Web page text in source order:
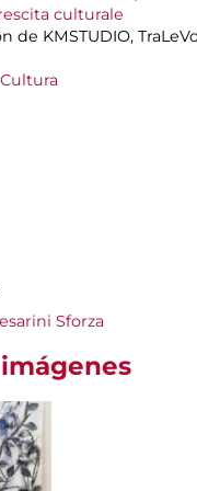
culturale
de KMSTUDIO,
Sforza